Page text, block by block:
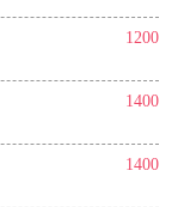
1200
1400
1400